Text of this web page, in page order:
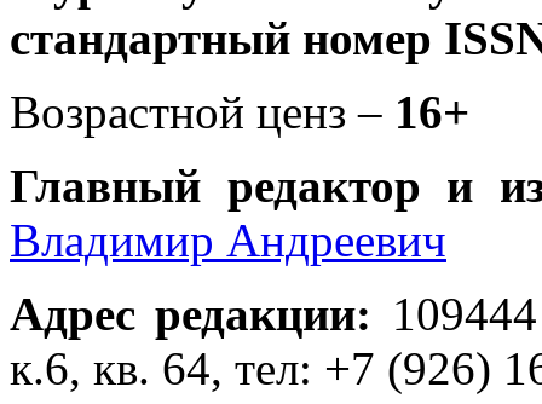
стандартный номер
Возрастной ценз – 16+
Главный редактор и
Владимир Андреевич
Адрес редакции:
к.6, кв. 64, тел: +7 (926)